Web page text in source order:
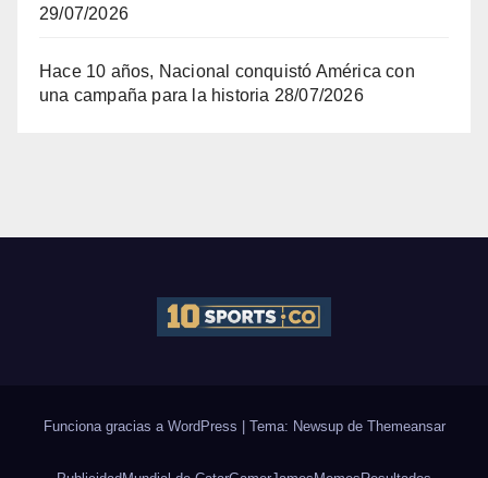
29/07/2026
Hace 10 años, Nacional conquistó América con
una campaña para la historia 28/07/2026
Funciona gracias a WordPress Tema: Newsup de Themeansar